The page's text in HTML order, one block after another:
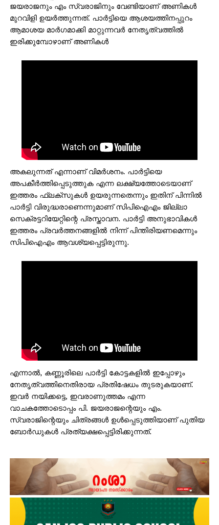
ജയരാജനും എം സ്വരാജിനും വേണ്ടിയാണ് അണികൾ
മുറവിളി ഉയർത്തുന്നത്. പാർട്ടിയെ ആശയത്തിനപ്പുറം
ആമാശയ മാർഗമാക്കി മാറ്റുന്നവർ നേതൃത്വത്തിൽ
ഇരിക്കുമ്പോഴാണ് അണികൾ
അകലുന്നത് എന്നാണ് വിമർശനം. പാർട്ടിയെ
അപകീർത്തിപ്പെടുത്തുക എന്ന ലക്ഷ്യത്തോടെയാണ്
ഇത്തരം ഫ്ലക്സുകൾ ഉയരുന്നതെന്നും ഇതിന് പിന്നിൽ
പാർട്ടി വിരുദ്ധരാണെന്നുമാണ് സിപിഐഎം ജില്ലാ
സെക്രട്ടറിയേറ്റിന്റെ പ്രസ്താവന. പാർട്ടി അനുഭാവികൾ
ഇത്തരം പ്രവർത്തനങ്ങളിൽ നിന്ന് പിന്തിരിയണമെന്നും
സിപിഐഎം ആവശ്യപ്പെട്ടിരുന്നു.
എന്നാൽ, കണ്ണൂരിലെ പാർട്ടി കോട്ടകളിൽ ഇപ്പോഴും
നേതൃത്വത്തിനെതിരായ പ്രതിഷേധം തുടരുകയാണ്.
ഇവർ നയിക്കട്ടെ, ഇവരാണുത്തമം എന്ന
വാചകത്തോടൊപ്പം പി. ജയരാജന്റെയും എം.
സ്വരാജിന്റെയും ചിത്രങ്ങൾ ഉൾപ്പെടുത്തിയാണ് പുതിയ
ബോർഡുകൾ പ്രത്യക്ഷപ്പെട്ടിരിക്കുന്നത്.